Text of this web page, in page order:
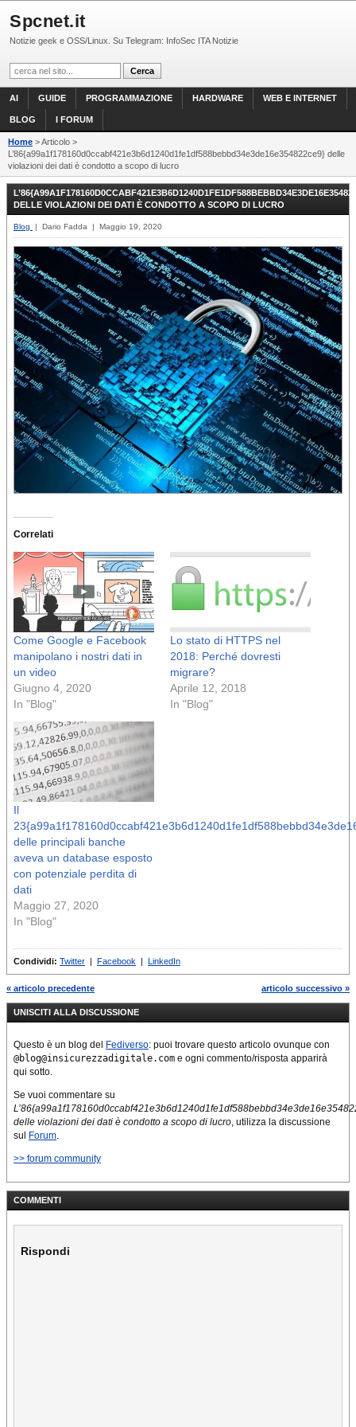
Spcnet.it
Notizie geek e OSS/Linux. Su Telegram: InfoSec ITA Notizie
AI GUIDE PROGRAMMAZIONE HARDWARE WEB E INTERNET
BLOG I FORUM
Home > Articolo >
L’86{a99a1f178160d0ccabf421e3b6d1240d1fe1df588bebbd34e3de16e354822ce9} delle
violazioni dei dati è condotto a scopo di lucro
DELLE VIOLAZIONI DEI DATI È CONDOTTO A SCOPO DI LUCRO
Blog | Dario Fadda | Maggio 19, 2020
Correlati
Come Google e Facebook
manipolano i nostri dati in
un video
Giugno 4, 2020
In "Blog"
Lo stato di HTTPS nel
2018: Perché dovresti
migrare?
Aprile 12, 2018
In "Blog"
Il
delle principali banche
aveva un database esposto
con potenziale perdita di
dati
Maggio 27, 2020
In "Blog"
Condividi: Twitter Facebook LinkedIn
« articolo precedente articolo successivo »
UNISCITI ALLA DISCUSSIONE
Questo è un blog del Fediverso: puoi trovare questo articolo ovunque con
@blog@insicurezzadigitale.com e ogni commento/risposta apparirà
qui sotto.
Se vuoi commentare su
delle violazioni dei dati è condotto a scopo di lucro, utilizza la discussione
sul
Forum.
>> forum community
COMMENTI
Rispondi